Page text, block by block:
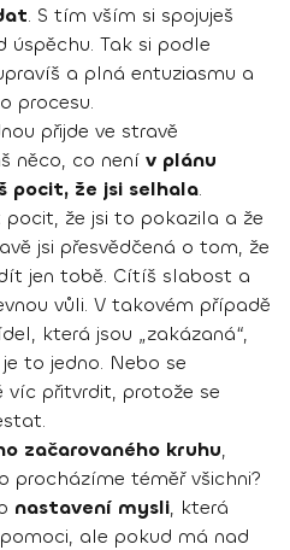
. S tím vším si spojuješ
úspěchu. Tak si podle
a plná entuziasmu a
procesu.
přijde ve stravě
něco, co není v plánu
pocit, že jsi selhala.
že jsi to pokazila a že
jsi přesvědčená o tom, že
jen tobě. Cítíš slabost a
vůli. V takovém případě
která jsou „zakázaná“,
to jedno. Nebo se
víc přitvrdit, protože se
začarovaného kruhu,
procházíme téměř všichni?
nastavení mysli, která
ale pokud má nad